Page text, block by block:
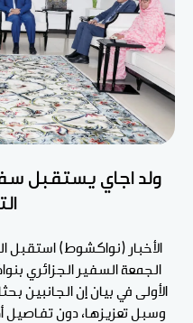
ولد اجاي يستقبل
الأخبار (نواكشوط) استقبل
الجمعة السفير الجزائري
الأولى في بيان إن الجانبين
وسبل تعزيزها، دون تفاصيل